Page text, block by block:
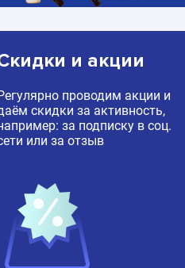
и акции
проводим акции и
скидки за активность,
за подписку в соц.
или за отзыв